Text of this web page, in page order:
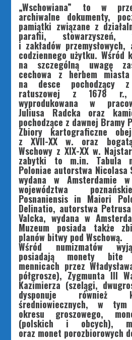
„Wschowiana” to w
archiwalne dokumenty,
pamiątki związane z
parafii, stowarzyszeń,
i zakładów
codziennego użytku. Wśród
na szczególną uwagę
cechowa z herbem
na desce pochodzący
ratuszowej z 1678 r.,
wyprodukowana w
Juliusa Radcka oraz
pochodzące z dawnej Bramy
Zbiory kartograficzne
z XVII-XX w. oraz
Wschowy z XIX-XX w.
zabytki to m.in. Tabula
Poloniae autorstwa Nicolasa
wydana w Amsterdamie
województwa
Posnaniensis in Maiori
Delinatio, autorstwa
Valcka, wydana w
Muzeum posiada także
planów bitwy pod Wschową.
Wśród numizmatów
posiadają monety bite
mennicach przez
półgrosze), Zygmunta III
Kazimierza (szelągi,
dysponuje również
średniowiecznych, w
okresu groszowego,
(polskich i obcych),
oraz monet porozbiorowych